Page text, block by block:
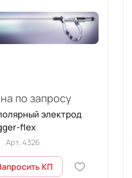
по запросу
электрод
flex
Арт. 4326
КП